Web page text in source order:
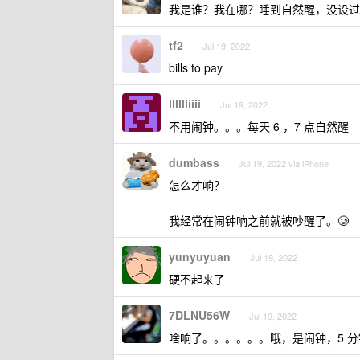
我是谁？我在哪？睡到自然醒，没设过
tf2 Jul 19, 2022
bills to pay
lllllliiii Jul 19, 2022
不用闹钟。。。每天 6 ，7 点自然醒
dumbass Jul 19, 2022 via iPhone
怎么才响？
我经常在闹钟响之前就被吵醒了。🥲
yunyuyuan Jul 19, 2022
硬不起来了
7DLNU56W Jul 19, 2022
啥响了。。。。。。哦，是闹钟，5 分